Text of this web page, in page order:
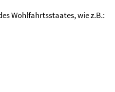
Wohlfahrtsstaates, wie z.B.: